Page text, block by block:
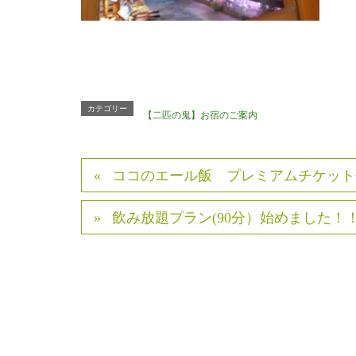
カテゴリー
【二匹の鬼】お宿のご案内
ココのエール飯 プレミアムチケッ
飲み放題プラン(90分）始めました！！